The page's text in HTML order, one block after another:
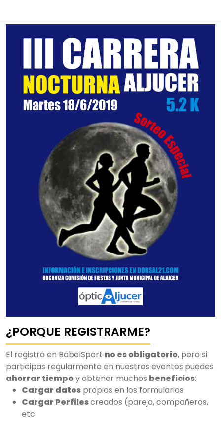
¿PORQUE REGISTRARME?
El registro en BabelSport no es obligatorio, pero si
participas regularmente en nuestros eventos puedes
ahorrar tiempo y obtener muchos beneficios:
Cargar datos propios en los formularios.
Cargar Perfilescreados (pareja, compañeros,
etc